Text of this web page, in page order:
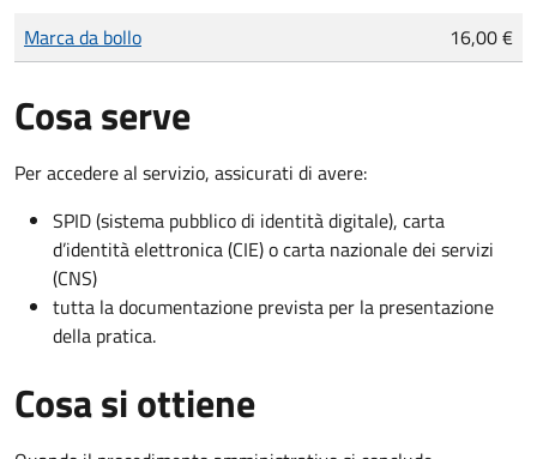
Tipo di pagamento
Importo
Marca da bollo 16,00 €
Cosa serve
Per accedere al servizio, assicurati di avere:
SPID (sistema pubblico di identità digitale), carta
d’identità elettronica (CIE) o carta nazionale dei servizi
(CNS)
tutta la documentazione prevista per la presentazione
della pratica.
Cosa si ottiene